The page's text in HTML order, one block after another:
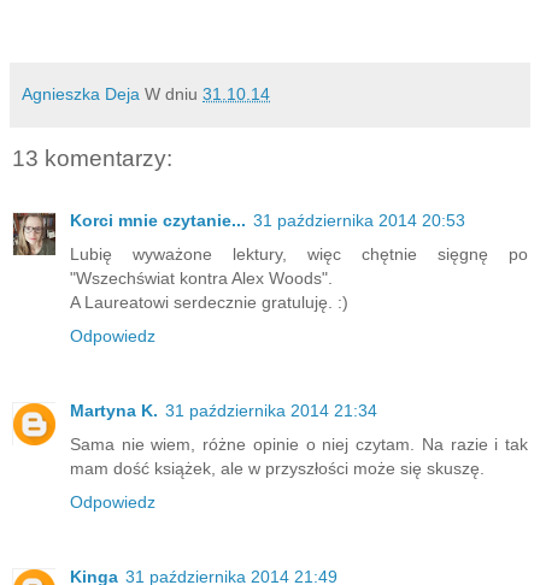
Agnieszka Deja W dniu 31.10.14
13 komentarzy:
Korci mnie czytanie... 31 października 2014 20:53
Lubię wyważone lektury, więc chętnie sięgnę po
"Wszechświat kontra Alex Woods".
A Laureatowi serdecznie gratuluję. :)
Odpowiedz
Martyna K. 31 października 2014 21:34
Sama nie wiem, różne opinie o niej czytam. Na razie i tak
mam dość książek, ale w przyszłości może się skuszę.
Odpowiedz
Kinga 31 października 2014 21:49